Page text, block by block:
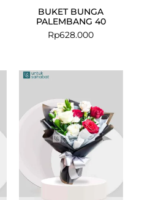
BUKET BUNGA
PALEMBANG 40
Rp628.000